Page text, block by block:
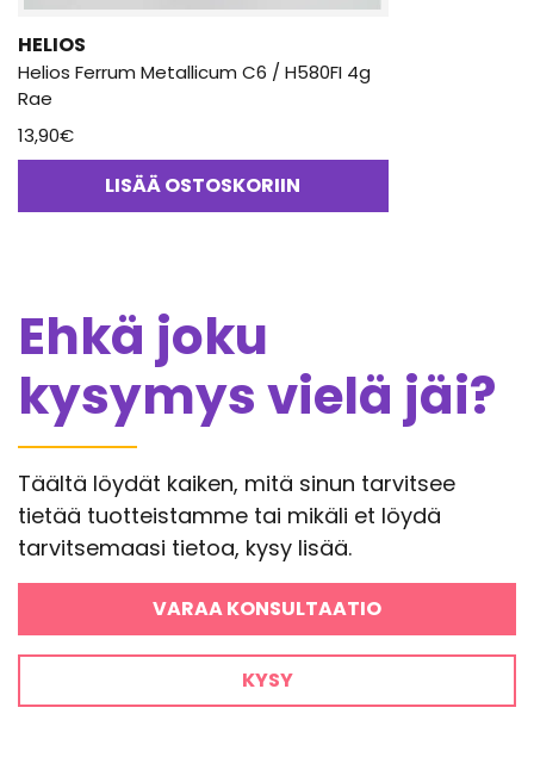
HELIOS
Helios Ferrum Metallicum C6 / H580FI 4g
Rae
13,90€
LISÄÄ OSTOSKORIIN
Ehkä joku
kysymys vielä jäi?
Täältä löydät kaiken, mitä sinun tarvitsee
tietää tuotteistamme tai mikäli et löydä
tarvitsemaasi tietoa, kysy lisää.
VARAA KONSULTAATIO
KYSY